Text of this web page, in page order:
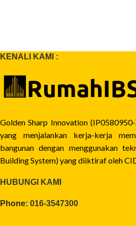
KENALI KAMI :
Golden Sharp Innovation
yang menjalankan kerja-kerja
bangunan dengan menggunakan
Building System) yang diiktiraf oleh
HUBUNGI KAMI
Phone: 016-3547300